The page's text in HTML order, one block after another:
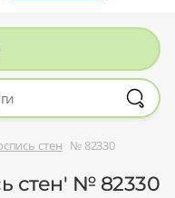
стен № 82330
стен' № 82330